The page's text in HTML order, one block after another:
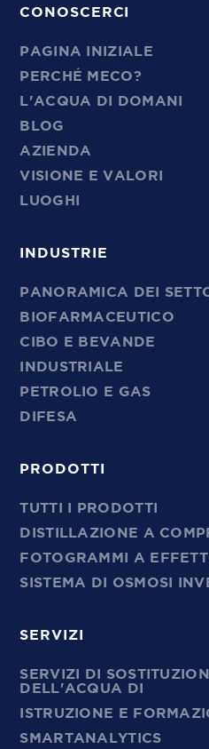
CONOSCERCI
PAGINA INIZIALE
PERCHÉ MECO?
L'ACQUA DI DOMANI
BLOG
AZIENDA
VISIONE E VALORI
LUOGHI
INDUSTRIE
PANORAMICA DEI
BIOFARMACEUTICO
CIBO E BEVANDE
INDUSTRIALE
PETROLIO E GAS
DIFESA
PRODOTTI
TUTTI I PRODOTTI
DISTILLAZIONE A
FOTOGRAMMI A
SISTEMA DI OSMOSI
SERVIZI
SERVIZI DI
DELL'ACQUA DI
ISTRUZIONE E
SMARTANALYTICS